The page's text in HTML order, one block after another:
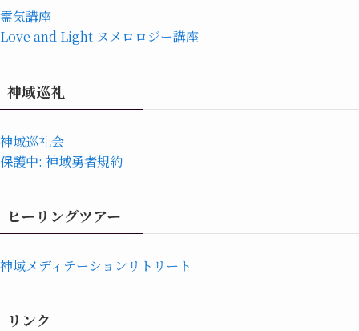
霊気講座
Love and Light ヌメロロジー講座
神域巡礼
神域巡礼会
保護中: 神域勇者規約
ヒーリングツアー
神域メディテーションリトリート
リンク